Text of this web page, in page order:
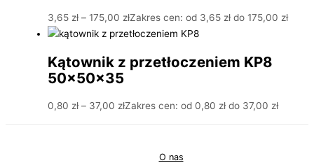
3,65 zł – 175,00 złZakres cen: od 3,65 zł do 175,00 zł
Kątownik z przetłoczeniem KP8
50x50x35
0,80 zł – 37,00 złZakres cen: od 0,80 zł do 37,00 zł
O nas